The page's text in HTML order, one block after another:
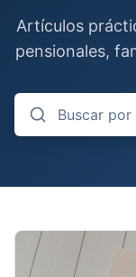
Artículos
pensionales,